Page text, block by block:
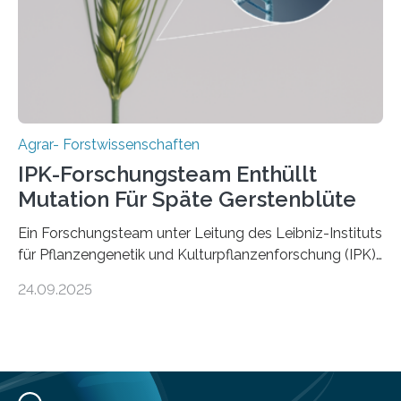
Fachzeitschrift „Nature“ veröffentlicht. Die
Forschungsgruppe hat die Evolution und…
Agrar- Forstwissenschaften
IPK-Forschungsteam Enthüllt
Mutation Für Späte Gerstenblüte
Ein Forschungsteam unter Leitung des Leibniz-Instituts
für Pflanzengenetik und Kulturpflanzenforschung (IPK)
entdeckt, das Gerste in Regionen mit langen
Sammlungen von Wild- und domestizierter Gerste
24.09.2025